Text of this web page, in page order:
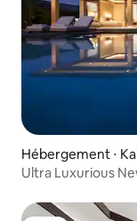
Hébergement ⋅
Ultra Luxurious